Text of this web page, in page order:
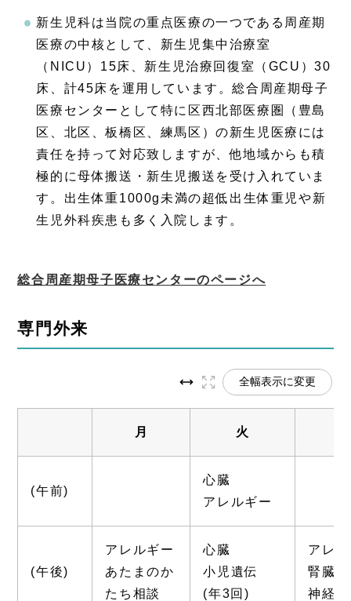
新生児科は当院の重点医療の一つである周産期
医療の中核として、新生児集中治療室
（NICU）15床、新生児治療回復室（GCU）30
床、計45床を運用しています。総合周産期母子
医療センターとして特に区西北部医療圏（豊島
区、北区、板橋区、練馬区）の新生児医療には
責任を持って対応致しますが、他地域からも積
極的に母体搬送・新生児搬送を受け入れていま
す。出生体重1000g未満の超低出生体重児や新
生児外科疾患も多く入院します。
総合周産期母子医療センターのページへ
専門外来
全幅表示に変更
月 火
(午前)
心臓
アレルギー
(午後)
アレルギー
あたまのか
たち相談
心臓
小児遺伝
(年3回)
アレ
腎臓(
神経(